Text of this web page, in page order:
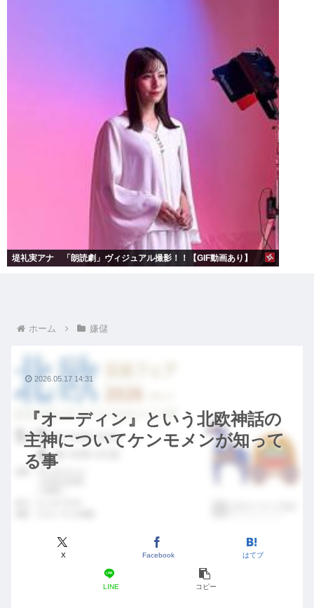
堤礼実アナ 「朗読劇」ヴィジュアル撮影！！【GIF動画あり】
ホーム 嫌儲
『オーディン』という北欧神話の
主神についてケンモメンが知って
る事
X Facebook はてブ
LINE コピー
2026.05.17 14:31